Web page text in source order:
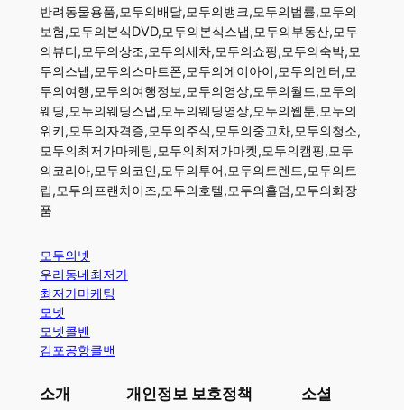
반려동물용품,모두의배달,모두의뱅크,모두의법률,모두의
보험,모두의본식DVD,모두의본식스냅,모두의부동산,모두
의뷰티,모두의상조,모두의세차,모두의쇼핑,모두의숙박,모
두의스냅,모두의스마트폰,모두의에이아이,모두의엔터,모
두의여행,모두의여행정보,모두의영상,모두의월드,모두의
웨딩,모두의웨딩스냅,모두의웨딩영상,모두의웹툰,모두의
위키,모두의자격증,모두의주식,모두의중고차,모두의청소,
모두의최저가마케팅,모두의최저가마켓,모두의캠핑,모두
의코리아,모두의코인,모두의투어,모두의트렌드,모두의트
립,모두의프랜차이즈,모두의호텔,모두의홀덤,모두의화장
품
모두의넷
우리동네최저가
최저가마케팅
모넷
모넷콜밴
김포공항콜밴
소개 개인정보 보호정책 소셜